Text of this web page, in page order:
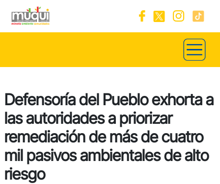
Defensoría del Pueblo exhorta a
las autoridades a priorizar
remediación de más de cuatro
mil pasivos ambientales de alto
riesgo